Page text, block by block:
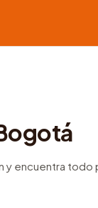
y encuentra todo